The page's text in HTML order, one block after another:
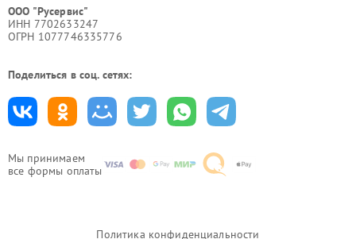
Мы принимаем
все формы оплаты
ООО "Русервис"
ИНН 7702633247
ОГРН 1077746335776
Поделиться в соц. сетях:
Политика конфиденциальности